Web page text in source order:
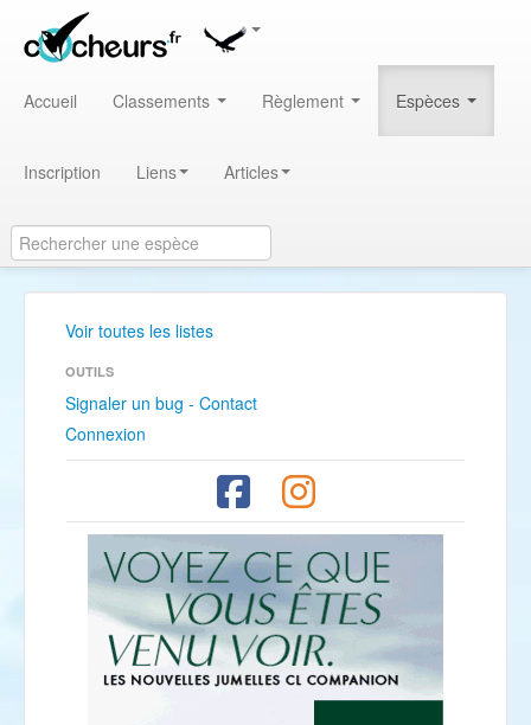
Accueil Classements Règlement Espèces
Inscription Liens Articles
Voir toutes les listes
OUTILS
Signaler un bug - Contact
Connexion